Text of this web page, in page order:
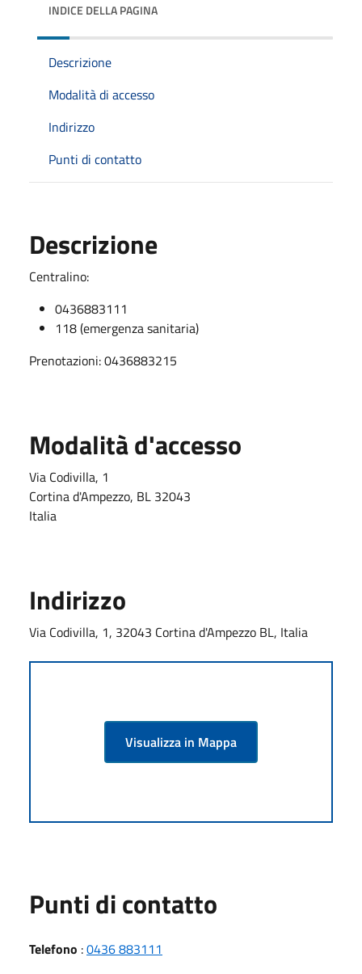
INDICE DELLA PAGINA
Descrizione
Modalità di accesso
Indirizzo
Punti di contatto
Descrizione
Centralino:
0436883111
118 (emergenza sanitaria)
Prenotazioni: 0436883215
Modalità d'accesso
Via Codivilla, 1
Cortina d'Ampezzo, BL 32043
Italia
Indirizzo
Via Codivilla, 1, 32043 Cortina d'Ampezzo BL, Italia
Visualizza in Mappa
Punti di contatto
Telefono :0436 883111